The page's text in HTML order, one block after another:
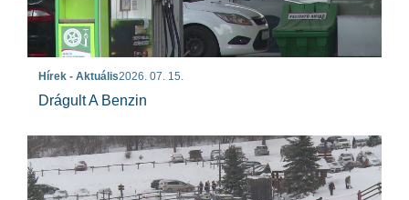
Hírek - Aktuális2026. 07. 15.
Drágult A Benzin